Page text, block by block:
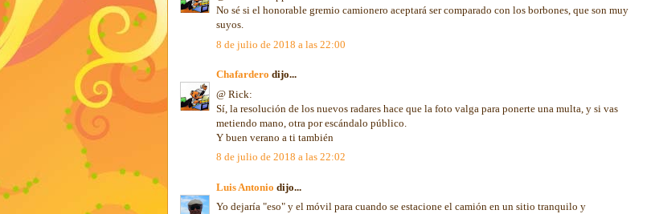
No sé si el honorable gremio camionero aceptará ser comparado con los borbones, que son muy
suyos.
8 de julio de 2018 a las 22:00
Chafardero dijo...
@ Rick:
Sí, la resolución de los nuevos radares hace que la foto valga para ponerte una multa, y si vas
metiendo mano, otra por escándalo público.
Y buen verano a ti también
8 de julio de 2018 a las 22:02
Luis Antonio dijo...
Yo dejaría "eso" y el móvil para cuando se estacione el camión en un sitio tranquilo y